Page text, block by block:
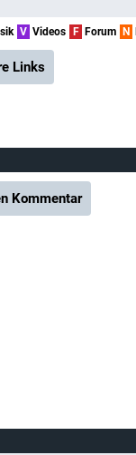
V Videos F Forum N
Links
Kommentar